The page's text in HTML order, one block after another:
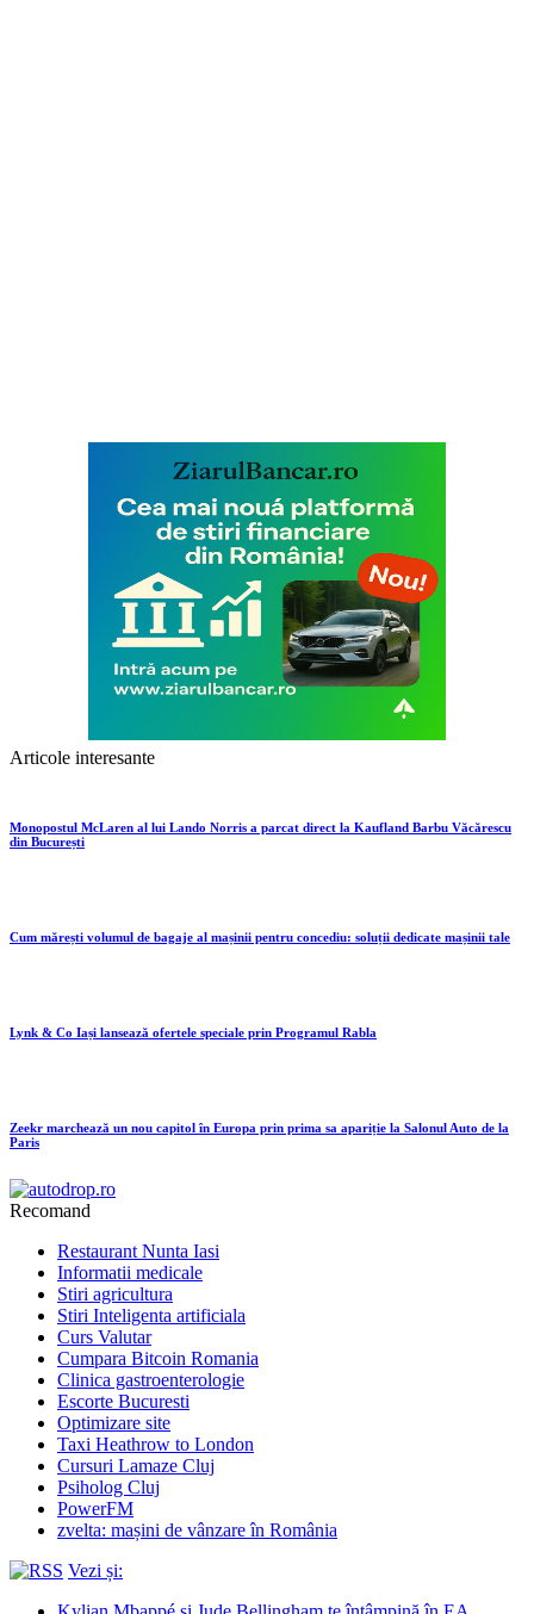
Articole interesante
Monopostul McLaren al lui Lando Norris a parcat direct la Kaufland Barbu Văcărescu
din București
Cum mărești volumul de bagaje al mașinii pentru concediu: soluții dedicate mașinii tale
Lynk & Co Iași lansează ofertele speciale prin Programul Rabla
Zeekr marchează un nou capitol în Europa prin prima sa apariție la Salonul Auto de la
Paris
Recomand
Restaurant Nunta Iasi
Informatii medicale
Stiri agricultura
Stiri Inteligenta artificiala
Curs Valutar
Cumpara Bitcoin Romania
Clinica gastroenterologie
Escorte Bucuresti
Optimizare site
Taxi Heathrow to London
Cursuri Lamaze Cluj
Psiholog Cluj
PowerFM
zvelta: mașini de vânzare în România
Vezi și: